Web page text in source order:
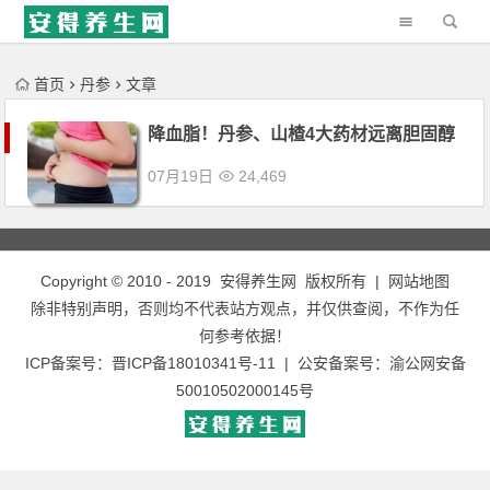
'); })();
首页 丹参 文章
降血脂！丹参、山楂4大药材远离胆固醇
07月19日 24,469
Copyright © 2010 - 2019 安得养生网 版权所有 |
网站地图
除非特别声明，否则均不代表站方观点，并仅供查阅，不作为任
何参考依据！
ICP备案号： 晋ICP备18010341号-11 | 公安备案号： 渝公网安备
50010502000145号